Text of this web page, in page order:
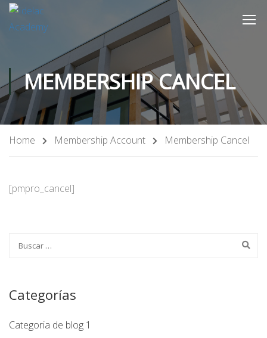
MEMBERSHIP CANCEL
Home Membership Account Membership Cancel
[pmpro_cancel]
Categorías
Categoria de blog 1